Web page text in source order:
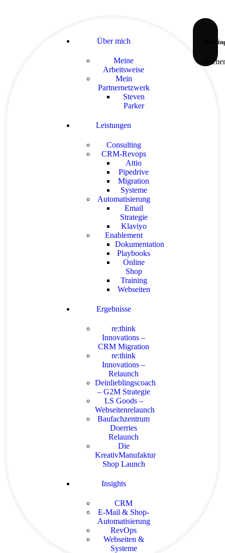
Über mich
Meine
Arbeitsweise
Mein
Partnernetzwerk
Steven
Parker
Leistungen
Consulting
CRM-Revops
Attio
Pipedrive
Migration
Systeme
Automatisierung
Email
Strategie
Klaviyo
Enablement
Dokumentation
Playbooks
Online
Shop
Training
Webseiten
Ergebnisse
re:think
Innovations –
CRM Migration
re:think
Innovations –
Relaunch
Deinlieblingscoach
– G2M Strategie
LS Goods –
Webseitenrelaunch
Baufachzentrum
Doerries
Relaunch
Die
KreativManufaktur
Shop Launch
Insights
CRM
E-Mail & Shop-
Automatisierung
RevOps
Webseiten &
Systeme